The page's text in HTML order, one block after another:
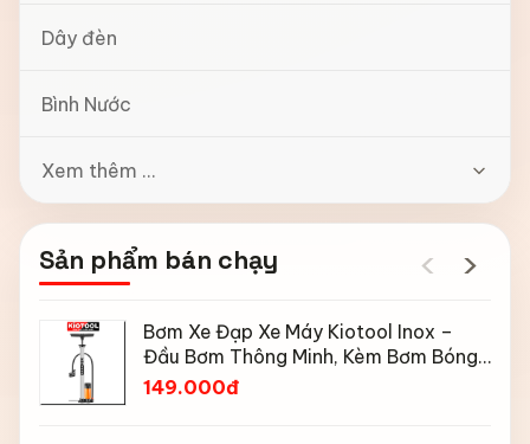
Dây đèn
Bình Nước
Xem thêm ...
Sản phẩm bán chạy ‹ ›
Bơm Xe Đạp Xe Máy Kiotool Inox –
Đầu Bơm Thông Minh, Kèm Bơm Bóng,
Đồng Hồ 160 PSI
149.000đ